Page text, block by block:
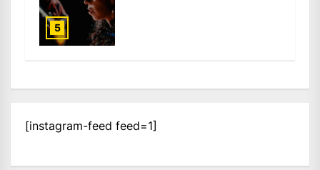
5
[instagram-feed feed=1]